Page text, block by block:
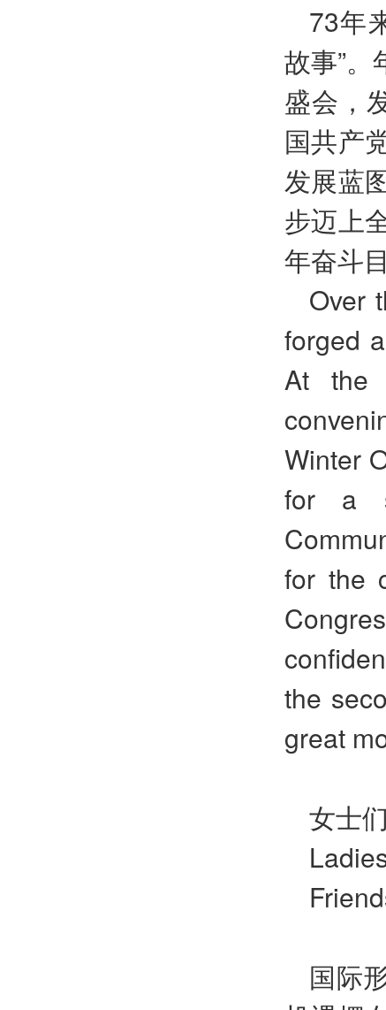
73年
故事”
盛会，
国共产
发展蓝
步迈上
年奋斗
Over
forged
At the
Winter
for a
for the
the
great
女士
国际